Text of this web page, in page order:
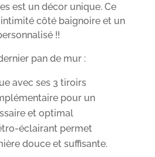
est un décor unique. Ce
côté baignoire et un
!!
pan de mur :
avec ses 3 tiroirs
pour un
et optimal
éclairant permet
douce et suffisante.